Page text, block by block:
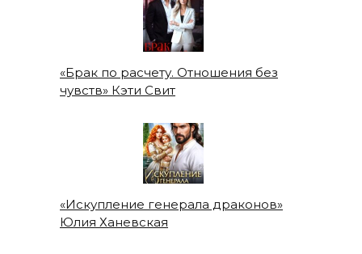
«Брак по расчету. Отношения без
чувств» Кэти Свит
«Искупление генерала драконов»
Юлия Ханевская